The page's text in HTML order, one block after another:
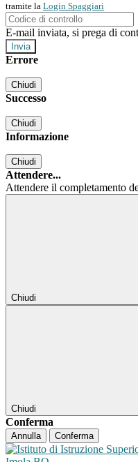
tramite la Login Spaggiari
E-mail inviata, si prega di
Errore
Chiudi
Successo
Chiudi
Informazione
Chiudi
Attendere...
Attendere il completamento
Chiudi
Chiudi
Conferma
Annulla Conferma